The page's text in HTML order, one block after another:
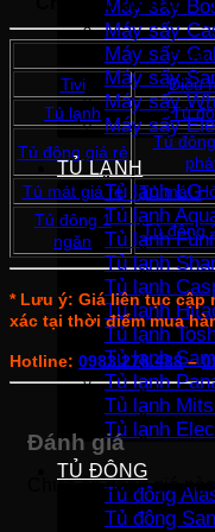
Máy sấy
Máy sấy
Máy sấy
Máy sấy
Máy sấy
Máy sấy
TỦ LẠNH
Tủ lạnh LG
Tủ lạnh
Tủ lạnh
Tủ lạnh
Tủ lạnh
Tủ lạnh
Tủ lạnh
Tủ lạnh
Tủ lạnh
Tủ lạnh
Tủ lạnh
TỦ ĐÔNG
Tủ đông
Tủ đông
Được
Tivi
Điều
Tủ lạnh
Tủ
Tủ đông giá rẻ
Tủ
Tủ mát giá rẻ
Tủ mát
Tủ đông 1
ngăn
Tủ đông
* Lưu ý: Giá liên tục cập
xác tại thời điểm mua
Hotline: 0983.278.488–
Đánh giá
Chưa có đánh giá nào.